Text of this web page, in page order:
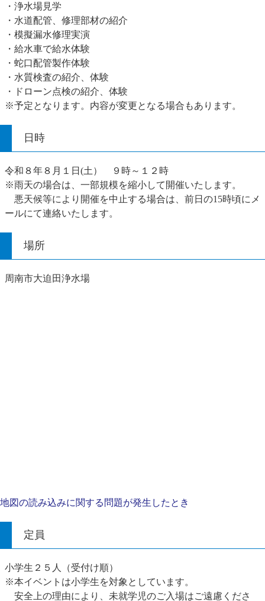
・浄水場見学
・水道配管、修理部材の紹介
・模擬漏水修理実演
・給水車で給水体験
・蛇口配管製作体験
・水質検査の紹介、体験
・ドローン点検の紹介、体験
※予定となります。内容が変更となる場合もあります。
日時
令和８年８月１日(土） ９時～１２時
※雨天の場合は、一部規模を縮小して開催いたします。
悪天候等により開催を中止する場合は、前日の15時頃にメ
ールにて連絡いたします。
場所
周南市大迫田浄水場
地図の読み込みに関する問題が発生したとき
定員
小学生２５人（受付け順）
※本イベントは小学生を対象としています。
安全上の理由により、未就学児のご入場はご遠慮くださ